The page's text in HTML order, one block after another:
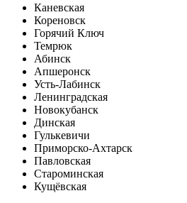
Каневская
Кореновск
Горячий Ключ
Темрюк
Абинск
Апшеронск
Усть-Лабинск
Ленинградская
Новокубанск
Динская
Гулькевичи
Приморско-Ахтарск
Павловская
Староминская
Кущёвская